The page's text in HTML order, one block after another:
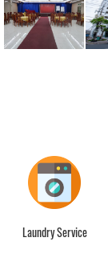
Laundry Service